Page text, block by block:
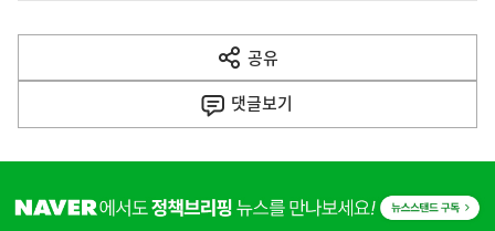
다
음
공유
열
기
댓글보기
단